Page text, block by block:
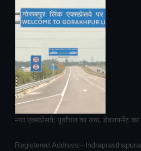
नया एक्सप्रेसवे: पूर्वांचल का लक, डेवलपमेंट का
Registered Address:-